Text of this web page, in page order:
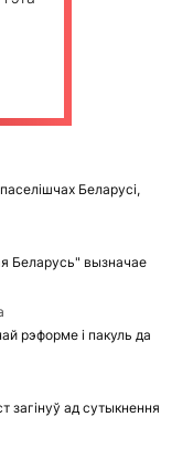
Беларусі,
Беларусь" вызначае
рэформе і пакуль да
загінуў ад сутыкнення